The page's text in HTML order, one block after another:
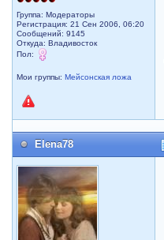
Группа: Модераторы
Регистрация: 21 Сен 2006, 06:20
Сообщений: 9145
Откуда: Владивосток
Пол:
Мои группы:Мейсонская ложа
Elena78